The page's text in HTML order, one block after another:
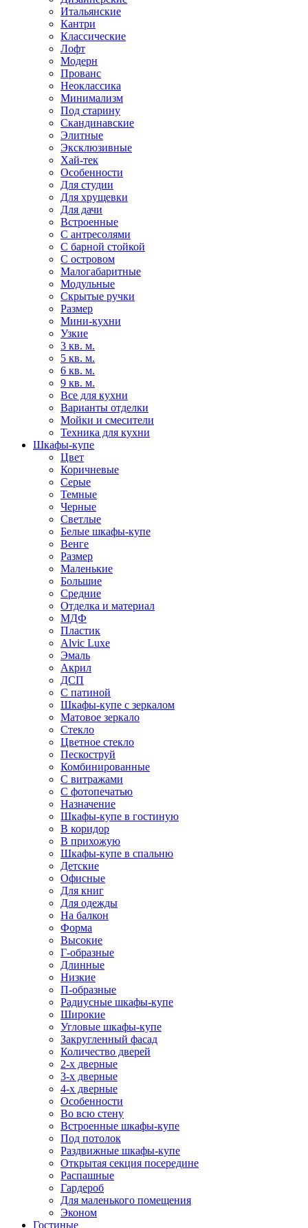
Итальянские
Кантри
Классические
Лофт
Модерн
Прованс
Неоклассика
Минимализм
Под старину
Скандинавские
Элитные
Эксклюзивные
Хай-тек
Особенности
Для студии
Для хрущевки
Для дачи
Встроенные
С антресолями
С барной стойкой
С островом
Малогабаритные
Модульные
Скрытые ручки
Размер
Мини-кухни
Узкие
3 кв. м.
5 кв. м.
6 кв. м.
9 кв. м.
Все для кухни
Варианты отделки
Мойки и смесители
Техника для кухни
Шкафы-купе
Цвет
Коричневые
Серые
Темные
Черные
Светлые
Белые шкафы-купе
Венге
Размер
Маленькие
Большие
Средние
Отделка и материал
МДФ
Пластик
Alvic Luxe
Эмаль
Акрил
ДСП
С патиной
Шкафы-купе с зеркалом
Матовое зеркало
Стекло
Цветное стекло
Пескоструй
Комбинированные
С витражами
С фотопечатью
Назначение
Шкафы-купе в гостиную
В коридор
В прихожую
Шкафы-купе в спальню
Детские
Офисные
Для книг
Для одежды
На балкон
Форма
Высокие
Г-образные
Длинные
Низкие
П-образные
Радиусные шкафы-купе
Широкие
Угловые шкафы-купе
Закругленный фасад
Количество дверей
2-х дверные
3-х дверные
4-х дверные
Особенности
Во всю стену
Встроенные шкафы-купе
Под потолок
Раздвижные шкафы-купе
Открытая секция посередине
Распашные
Гардероб
Для маленького помещения
Эконом
Гостиные